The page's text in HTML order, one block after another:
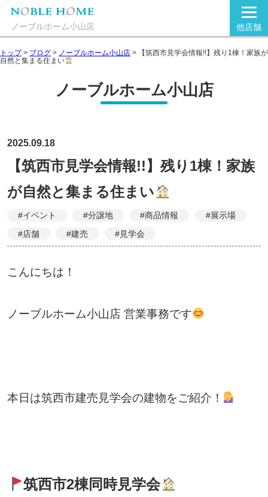
ノーブルホーム小山店 他店舗
トップ> ブログ > ノーブルホーム小山店 >
【筑西市見学会情報!!】残り1棟！家族が
自然と集まる住まい
ノーブルホーム小山店
2025.09.18
【筑西市見学会情報!!】残り1棟！家族
が自然と集まる住まい
#イベント #分譲地 #商品情報
#展示場
#店舗
#建売 #見学会
こんにちは！
ノーブルホーム小山店 営業事務です
本日は筑西市建売見学会の建物をご紹介！
筑西市2棟同時見学会